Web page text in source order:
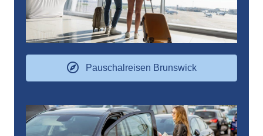
Pauschalreisen Brunswick